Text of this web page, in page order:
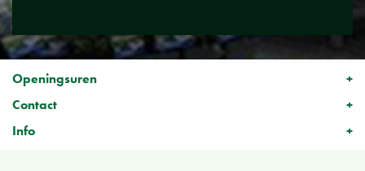
Openingsuren
Contact
Info